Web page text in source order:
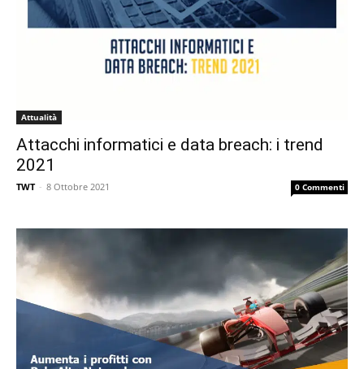
Attualità
Attacchi informatici e data breach: i trend
2021
TWT - 8 Ottobre 2021 0 Commenti